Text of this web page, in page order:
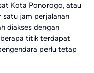
Kota Ponorogo, atau
jam perjalanan
diakses dengan
titik terdapat
perlu tetap